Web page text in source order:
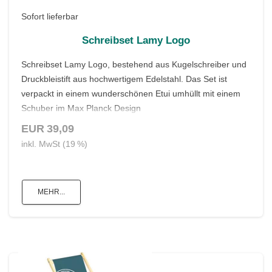
Sofort lieferbar
Schreibset Lamy Logo
Schreibset Lamy Logo, bestehend aus Kugelschreiber und
Druckbleistift aus hochwertigem Edelstahl. Das Set ist
verpackt in einem wunderschönen Etui umhüllt mit einem
Schuber im Max Planck Design
EUR 39,09
inkl. MwSt (19 %)
MEHR...